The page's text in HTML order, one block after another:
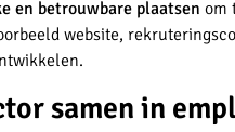
en betrouwbare plaatsen om
website,
samen in